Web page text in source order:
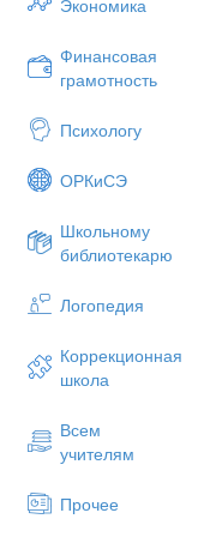
Экономика
Финансовая
грамотность
Психологу
ОРКиСЭ
Школьному
библиотекарю
Логопедия
Коррекционная
школа
Всем
учителям
Прочее